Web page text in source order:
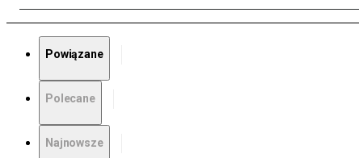
Powiązane
Polecane
Najnowsze